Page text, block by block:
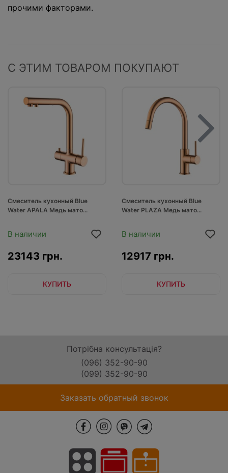
прочими факторами.
С ЭТИМ ТОВАРОМ ПОКУПАЮТ
Смеситель кухонный Blue
Water APALA Медь мато...
В наличии
23143 грн.
КУПИТЬ
Смеситель кухонный Blue
Water PLAZA Медь мато...
В наличии
12917 грн.
КУПИТЬ
Потрібна консультація?
(096) 352-90-90
(099) 352-90-90
Заказать обратный звонок